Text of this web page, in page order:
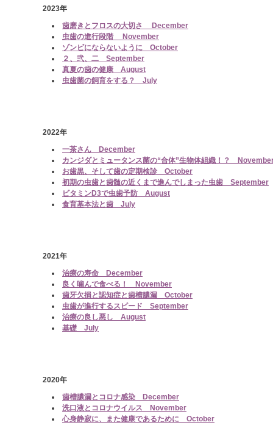
2023年
歯磨きとフロスの大切さ December
虫歯の進行段階 November
ゾンビにならないように October
２、弐、二 September
真夏の歯の健康 August
虫歯菌の飼育をする？ July
2022年
一茶さん December
カンジダとミュータンス菌の“合体”生物体組織！？
お歯黒、そして歯の定期検診 October
初期の虫歯と歯髄の近くまで進んでしまった虫歯 September
ビタミンD3で虫歯予防 August
食育基本法と歯 July
2021年
治療の寿命 December
良く噛んで食べる！ November
歯牙欠損と認知症と歯槽膿漏 October
虫歯が進行するスピード September
治療の良し悪し August
基礎 July
2020年
歯槽膿漏とコロナ感染 December
洗口液とコロナウイルス November
心身静寂に、また健康であるために October